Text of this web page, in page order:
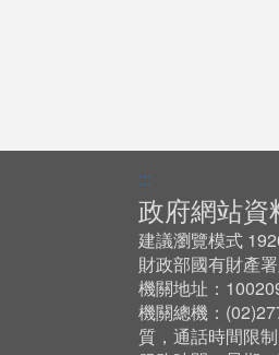
:::
政府網站資
建議瀏覽模式
財政部國有財產
機關地址：
機關總機：
質，通話時間限制